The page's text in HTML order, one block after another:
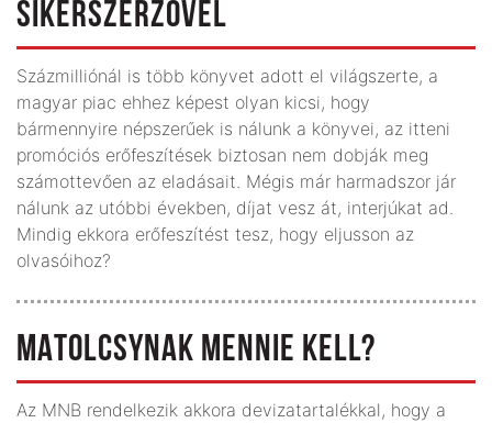
SIKERSZERZŐVEL
Százmilliónál is több könyvet adott el világszerte, a
magyar piac ehhez képest olyan kicsi, hogy
bármennyire népszerűek is nálunk a könyvei, az itteni
promóciós erőfeszítések biztosan nem dobják meg
számottevően az eladásait. Mégis már harmadszor jár
nálunk az utóbbi években, díjat vesz át, interjúkat ad.
Mindig ekkora erőfeszítést tesz, hogy eljusson az
olvasóihoz?
MATOLCSYNAK MENNIE KELL?
Az MNB rendelkezik akkora devizatartalékkal, hogy a